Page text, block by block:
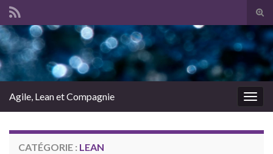
Search for:
Agile, Lean et Compagnie
CATÉGORIE : LEAN